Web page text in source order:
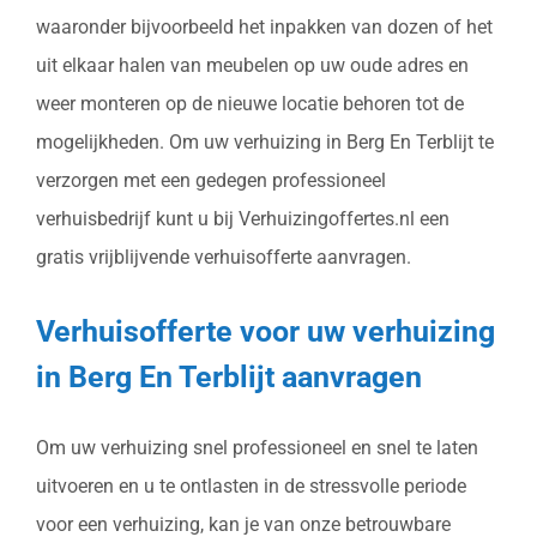
waaronder bijvoorbeeld het inpakken van dozen of het
uit elkaar halen van meubelen op uw oude adres en
weer monteren op de nieuwe locatie behoren tot de
mogelijkheden. Om uw verhuizing in Berg En Terblijt te
verzorgen met een gedegen professioneel
verhuisbedrijf kunt u bij Verhuizingoffertes.nl een
gratis vrijblijvende verhuisofferte aanvragen.
Verhuisofferte voor uw verhuizing
in Berg En Terblijt aanvragen
Om uw verhuizing snel professioneel en snel te laten
uitvoeren en u te ontlasten in de stressvolle periode
voor een verhuizing, kan je van onze betrouwbare